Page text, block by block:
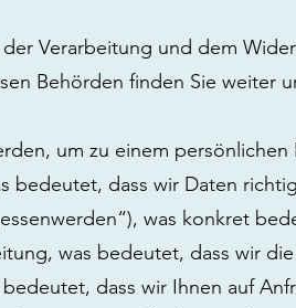
Verarbeitung und dem
Behörden finden Sie weiter
um zu einem persönlichen
dass wir Daten
was konkret
was bedeutet, dass wir
dass wir Ihnen auf